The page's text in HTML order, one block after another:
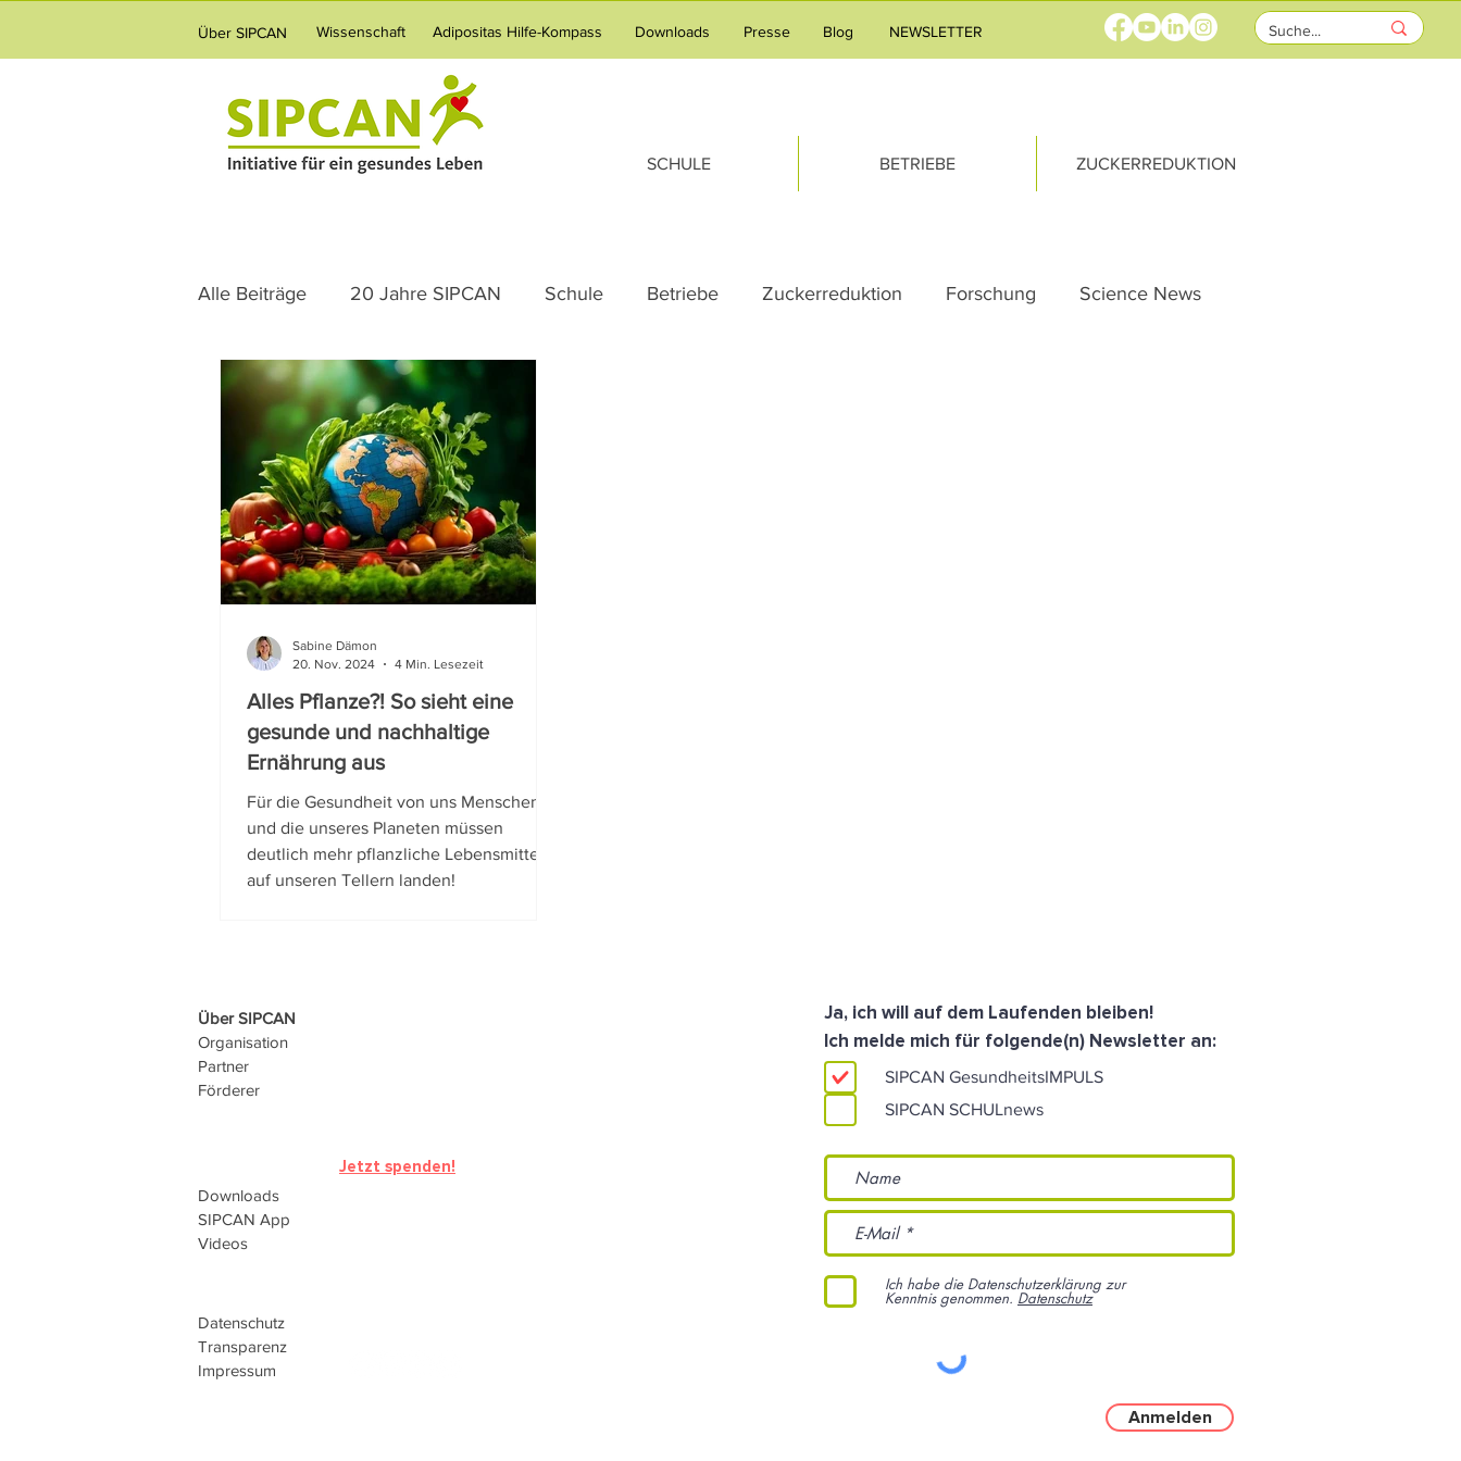
Über SIPCAN Wissenschaft Adipositas Hilfe-Kompass Downloads Presse Blog NEWSLETTER
SCHULE BETRIEBE ZUCKERREDUKTION
Alle Beiträge 20 Jahre SIPCAN Schule Betriebe Zuckerreduktion Forschung Science News
Ernährung Adipositas
Gesundheitsvorsorge Familie
Wussten Sie schon? Nachhaltigkeit
Alles Pflanze?! So sieht eine
gesunde und nachhaltige
Ernährung aus
Für die Gesundheit von uns Menschen
und die unseres Planeten müssen
deutlich mehr pflanzliche Lebensmitteln
auf unseren Tellern landen!
Sabine Dämon
20. Nov. 2024
4 Min. Lesezeit
Über SIPCAN
Organisation
Partner
Förderer
Jetzt spenden!
Downloads
SIPCAN App
Videos
Datenschutz
Transparenz
Impressum
Ja, ich will auf dem Laufenden bleiben!
Ich melde mich für folgende(n) Newsletter an:
SIPCAN GesundheitsIMPULS
SIPCAN SCHULnews
Ich habe die Datenschutzerklärung zur
Kenntnis genommen. Datenschutz
Anmelden